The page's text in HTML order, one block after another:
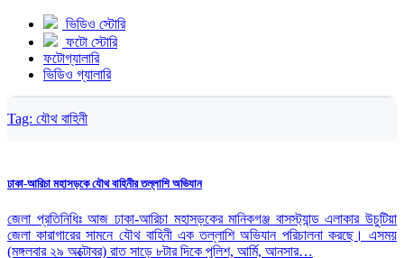
ভিডিও স্টোরি
ফটো স্টোরি
ফটোগ্যালারি
ভিডিও গ্যালারি
Tag: যৌথ বাহিনী
ঢাকা-আরিচা মহাসড়কে যৌথ বাহিনীর তল্লাশি অভিযান
জেলা প্রতিনিধিঃ আজ ঢাকা-আরিচা মহাসড়কের মানিকগঞ্জ বাসস্ট্যান্ড এলাকার উচুটিয়া
জেলা কারাগারের সামনে যৌথ বাহিনী এক তল্লাশি অভিযান পরিচালনা করছে। এসময়
(মঙ্গলবার ২৯ অক্টোবর) রাত সাড়ে ৮টার দিকে পুলিশ, আর্মি, আনসার…